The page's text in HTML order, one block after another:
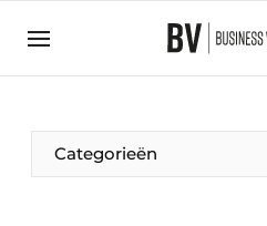
Bedrijven
Bedrijven
Categorieën